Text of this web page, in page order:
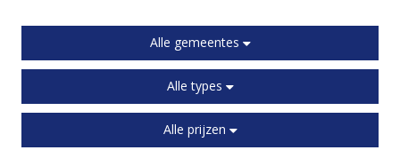
Alle gemeentes
Alle types
Alle prijzen